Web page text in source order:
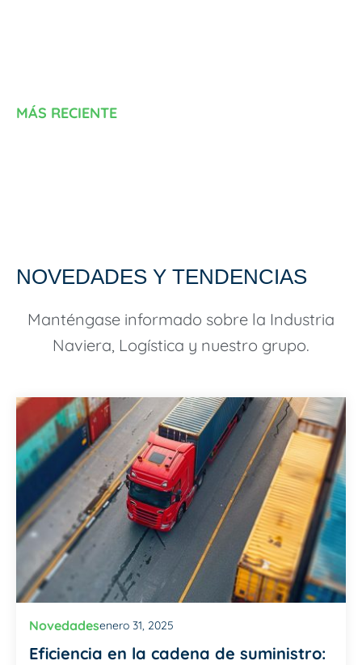
MÁS RECIENTE
NOVEDADES Y TENDENCIAS
Manténgase informado sobre la Industria
Naviera, Logística y nuestro grupo.
Novedadesenero 31, 2025
Eficiencia en la cadena de suministro: